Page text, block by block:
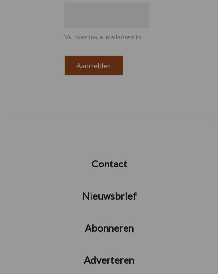
Vul hier uw e-mailadres in
Contact
Nieuwsbrief
Abonneren
Adverteren